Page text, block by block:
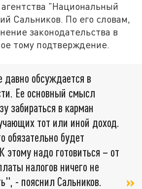
"Национальный
Сальников. По его словам,
законодательства в
тому подтверждение.
обсуждается в
Ее основный смысл
забираться в карман
тот или иной доход.
обязательно будет
этому надо готовиться – от
налогов ничего не
- пояснил Сальников.